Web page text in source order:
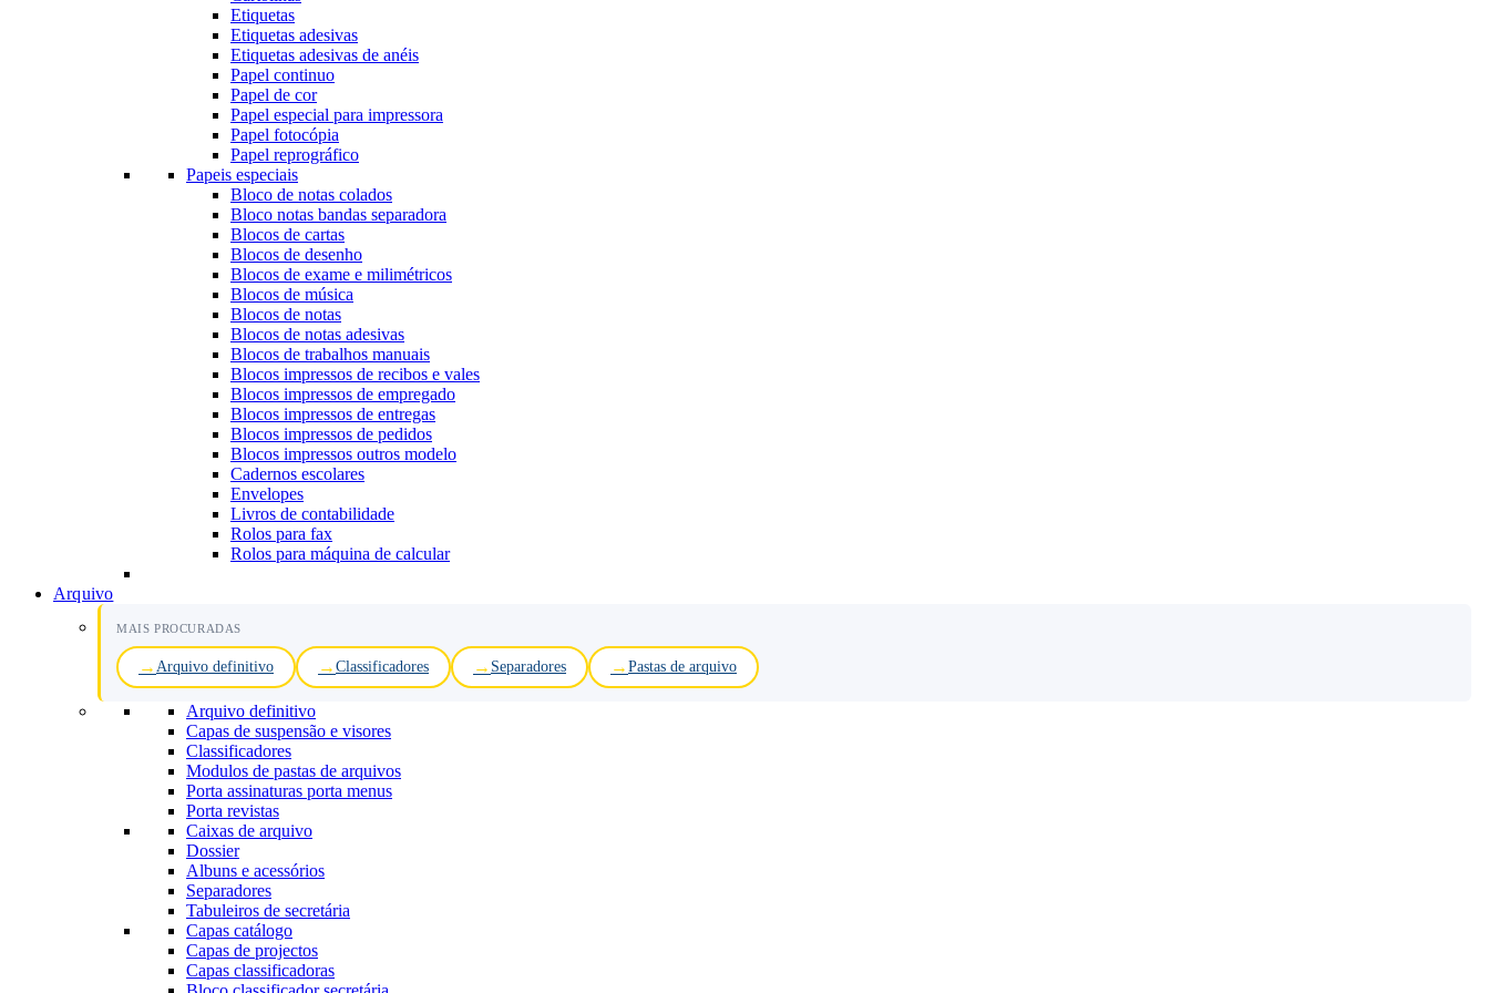
Etiquetas
Etiquetas adesivas
Etiquetas adesivas de anéis
Papel continuo
Papel de cor
Papel especial para impressora
Papel fotocópia
Papel reprográfico
Papeis especiais
Bloco de notas colados
Bloco notas bandas separadora
Blocos de cartas
Blocos de desenho
Blocos de exame e milimétricos
Blocos de música
Blocos de notas
Blocos de notas adesivas
Blocos de trabalhos manuais
Blocos impressos de recibos e vales
Blocos impressos de empregado
Blocos impressos de entregas
Blocos impressos de pedidos
Blocos impressos outros modelo
Cadernos escolares
Envelopes
Livros de contabilidade
Rolos para fax
Rolos para máquina de calcular
Arquivo
MAIS PROCURADAS
Arquivo definitivo Classificadores Separadores Pastas de arquivo
Arquivo definitivo
Capas de suspensão e visores
Classificadores
Modulos de pastas de arquivos
Porta assinaturas porta menus
Porta revistas
Caixas de arquivo
Dossier
Albuns e acessórios
Separadores
Tabuleiros de secretária
Capas catálogo
Capas de projectos
Capas classificadoras